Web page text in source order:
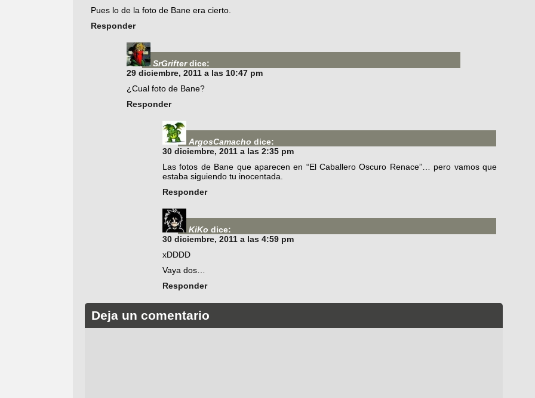
Pues lo de la foto de Bane era cierto.
Responder
SrGrifter dice:
29 diciembre, 2011 a las 10:47 pm
¿Cual foto de Bane?
Responder
ArgosCamacho dice:
30 diciembre, 2011 a las 2:35 pm
Las fotos de Bane que aparecen en “El Caballero Oscuro Renace”… pero vamos que
estaba siguiendo tu inocentada.
Responder
KiKo dice:
30 diciembre, 2011 a las 4:59 pm
xDDDD
Vaya dos…
Responder
Deja un comentario